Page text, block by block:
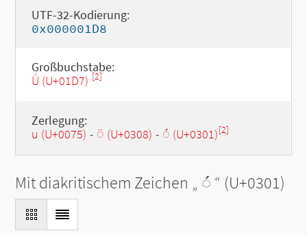
UTF-32-Kodierung:
0x000001D8
Großbuchstabe:
Ǘ (U+01D7) [2]
Zerlegung:
u (U+0075) - ◌̈ (U+0308) - ◌́ (U+0301)[2]
Mit diakritischem Zeichen „ ◌́ “ (U+0301)